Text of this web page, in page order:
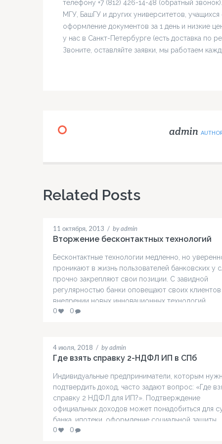
телефону +7 (812) 426-14-48 (обратный
МГУ, БашГУ и других университетов,
оформление документов за 1 день и низкие
у нас в Санкт-Петербурге (есть доставка по
Звоните, оставляйте заявки, мы работаем
admin
Related Posts
11 октября, 2013 / by admin
Вторжение бесконтактных технологий
Бесконтактные технологии медленно, но
проникают в жизнь пользователей банковских у
прочно закрепляют свои позиции. С завидной
регулярностью банки оповещают своих
внедрении новых инновационных технологий,
предложенных Международными Платежными
payWave.
0 0
4 июля, 2018 / by admin
Где взять справку 2-НДФЛ ИП в СПб
Индивидуальные предприниматели, которым
подтвердить доход, часто задают вопрос: «Где
справку 2 НДФЛ для ИП?». Подтверждение
официальных доходов может понадобиться для
банка, ипотеки, оформление социальной защиты,
налоговой инспекции, визы. Сразу скажем, что
0 0